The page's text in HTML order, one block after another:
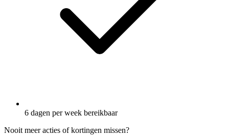
6 dagen per week bereikbaar
Nooit meer acties of kortingen missen?